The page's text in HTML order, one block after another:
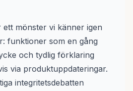
mönster vi känner igen
funktioner som en gång
och tydlig förklaring
via produktuppdateringar.
integritetsdebatten